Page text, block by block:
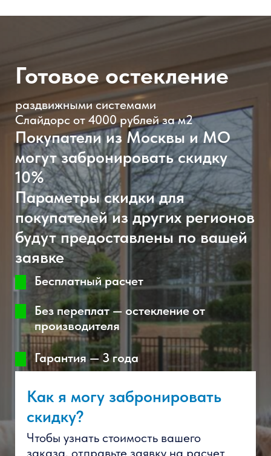
Актуальные фото в телеграм
t.me/
Контактный телефон:
+7 (495) 720-66-33
скидку?
Забронировать скидку